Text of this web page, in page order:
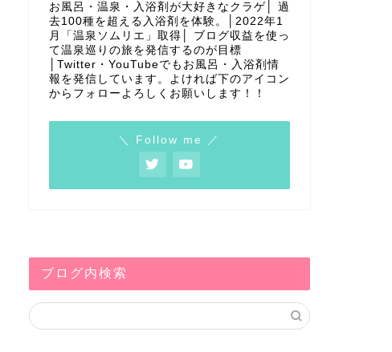
お風呂アイテム 2023年8月23日
方法を解説
2023年8月9日
お風呂・温泉・入浴剤が大好きなクラゲ│ 過
去100種を超える入浴剤を体験。│2022年1
月「温泉ソムリエ」取得│ ブログ収益を使っ
て温泉巡りの旅を発信するのが目標
│Twitter・YouTubeでもお風呂・入浴剤情
報を発信しています。よければ下のアイコン
からフォローよろしくお願いします！！
＼ Follow me ／
ブログ内検索